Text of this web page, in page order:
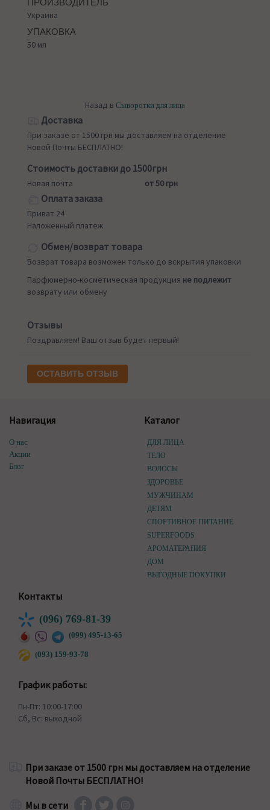
ПРОИЗВОДИТЕЛЬ
Украина
УПАКОВКА
50 мл
Назад в Сыворотки для лица
Доставка
При заказе от 1500 грн мы доставляем на отделение
Новой Почты БЕСПЛАТНО!
Стоимость доставки до 1500грн
Новая почта от 50 грн
Оплата заказа
Приват 24
Наложенный платеж
Обмен/возврат товара
Возврат товара возможен только до вскрытия упаковки
Парфюмерно-косметическая продукция не подлежит
возврату или обмену
Отзывы
Поздравляем! Ваш отзыв будет первый!
ОСТАВИТЬ ОТЗЫВ
Навигация
О нас
Акции
Блог
Каталог
ДЛЯ ЛИЦА
ТЕЛО
ВОЛОСЫ
ЗДОРОВЬЕ
МУЖЧИНАМ
ДЕТЯМ
СПОРТИВНОЕ ПИТАНИЕ
SUPERFOODS
АРОМАТЕРАПИЯ
ДОМ
ВЫГОДНЫЕ ПОКУПКИ
Контакты
(096) 769-81-39
(099) 495-13-65
(093) 159-93-78
График работы:
Пн-Пт: 10:00-17:00
Сб, Вс: выходной
При заказе от 1500 грн мы доставляем на отделение
Новой Почты БЕСПЛАТНО!
Мы в сети